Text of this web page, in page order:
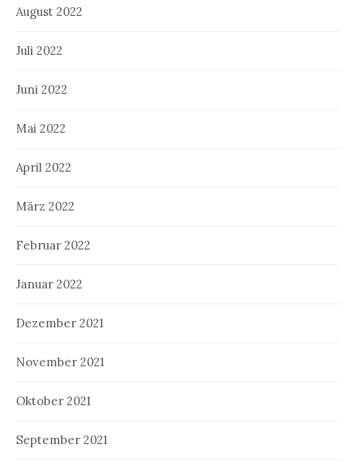
August 2022
Juli 2022
Juni 2022
Mai 2022
April 2022
März 2022
Februar 2022
Januar 2022
Dezember 2021
November 2021
Oktober 2021
September 2021